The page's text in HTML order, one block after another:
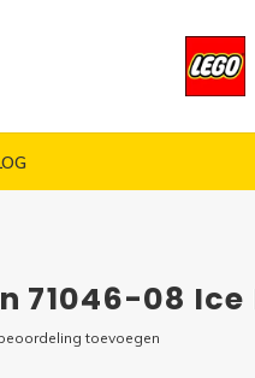
71046-08
toevoegen